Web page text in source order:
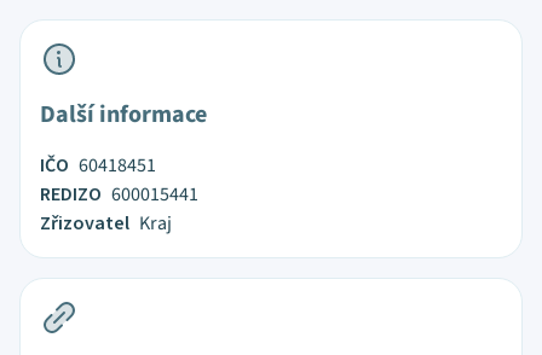
Další informace
IČO 60418451
REDIZO 600015441
Zřizovatel Kraj